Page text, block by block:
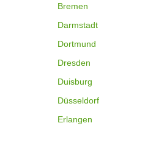
Bremen
Darmstadt
Dortmund
Dresden
Duisburg
Düsseldorf
Erlangen